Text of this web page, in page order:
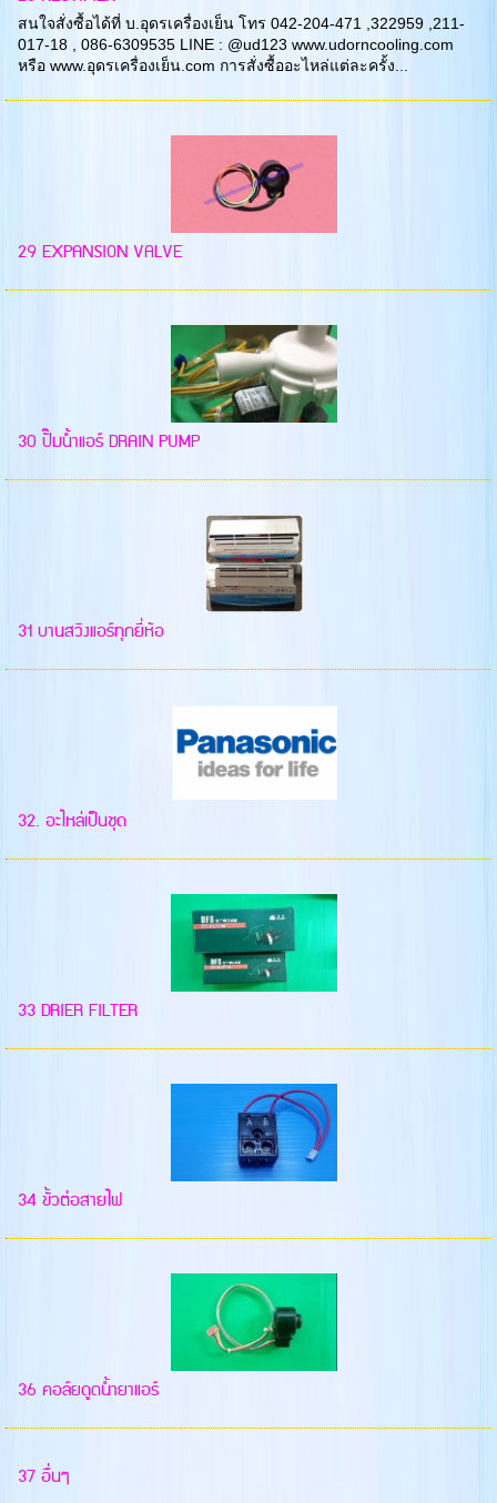
สนใจสั่งซื้อได้ที่ บ.อุดรเครื่องเย็น โทร 042-204-471 ,322959 ,211-
017-18 , 086-6309535 LINE : @ud123 www.udorncooling.com
หรือ www.อุดรเครื่องเย็น.com การสั่งซื้ออะไหล่แต่ละครั้ง...
29 EXPANSION VALVE
30 ปั๊มน้ำแอร์ DRAIN PUMP
31 บานสวิงแอร์ทุกยี่ห้อ
32. อะไหล่เป็นชุด
33 DRIER FILTER
34 ขั้วต่อสายไฟ
36 คอล์ยดูดน้ำยาแอร์
37 อื่นๆ